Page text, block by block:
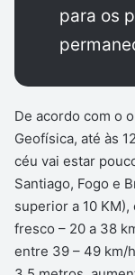
para os
De acordo com o
Geofísica, até às
céu vai estar
Santiago, Fogo e
superior a 10
fresco – 20 a 38
entre 39 – 49 km/